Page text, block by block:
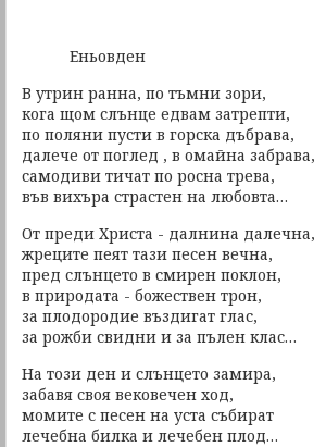
Еньовден
В утрин ранна, по тъмни зори,
кога щом слънце едвам затрепти,
по поляни пусти в горска дъбрава,
далече от поглед , в омайна забрава,
самодиви тичат по росна трева,
във вихъра страстен на любовта…
От преди Христа - далнина далечна,
жреците пеят тази песен вечна,
пред слънцето в смирен поклон,
в природата - божествен трон,
за плодородие въздигат глас,
за рожби свидни и за пълен клас…
На този ден и слънцето замира,
забавя своя вековечен ход,
момите с песен на уста събират
лечебна билка и лечебен плод…